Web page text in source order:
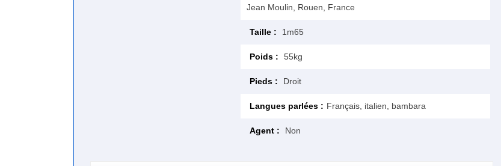
Jean Moulin, Rouen, France
Taille : 1m65
Poids : 55kg
Pieds : Droit
Langues parlées : Français, italien, bambara
Agent : Non